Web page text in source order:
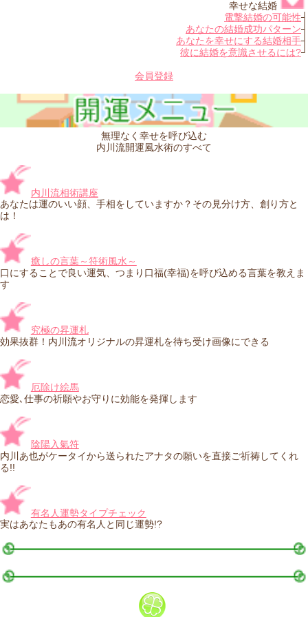
幸せな結婚
電撃結婚の可能性┤
あなたの結婚成功パターン┤
あなたを幸せにする結婚相手┤
彼に結婚を意識させるには?┘
会員登録
無理なく幸せを呼び込む
内川流開運風水術のすべて
内川流相術講座
あなたは運のいい顔、手相をしていますか？その見分け方、創り方と
は！
癒しの言葉～符術風水～
口にすることで良い運気、つまり口福(幸福)を呼び込める言葉を教えま
す
究極の昇運札
効果抜群！内川流オリジナルの昇運札を待ち受け画像にできる
厄除け絵馬
恋愛､仕事の祈願やお守りに効能を発揮します
陰陽入氣符
内川あ也がケータイから送られたアナタの願いを直接ご祈祷してくれ
る!!
有名人運勢タイプチェック
実はあなたもあの有名人と同じ運勢!?